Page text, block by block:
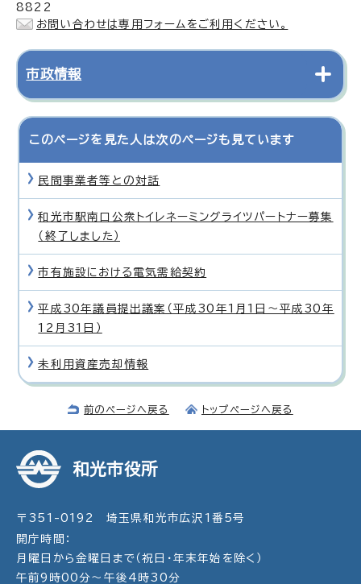
8822
お問い合わせは専用フォームをご利用ください。
市政情報
このページを見た人は次のページも見ています
民間事業者等との対話
和光市駅南口公衆トイレネーミングライツパートナー募集
（終了しました）
市有施設における電気需給契約
平成30年議員提出議案（平成30年1月1日〜平成30年
12月31日）
未利用資産売却情報
前のページへ戻る トップページへ戻る
和光市役所
〒351-0192 埼玉県和光市広沢1番5号
開庁時間：
月曜日から金曜日まで（祝日・年末年始を除く）
午前9時00分～午後4時30分